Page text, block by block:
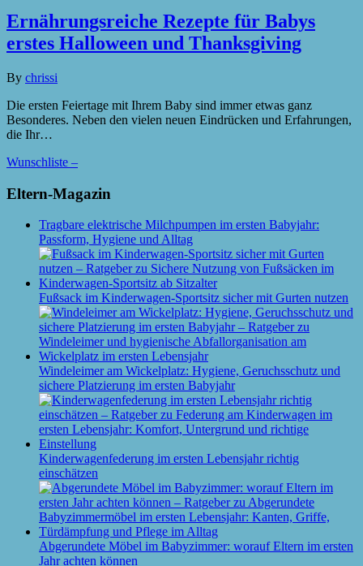
Ernährungsreiche Rezepte für Babys
erstes Halloween und Thanksgiving
By chrissi
Die ersten Feiertage mit Ihrem Baby sind immer etwas ganz
Besonderes. Neben den vielen neuen Eindrücken und Erfahrungen,
die Ihr…
Wunschliste –
Eltern-Magazin
Tragbare elektrische Milchpumpen im ersten Babyjahr:
Passform, Hygiene und Alltag
Fußsack im Kinderwagen-Sportsitz sicher mit Gurten nutzen
Windeleimer am Wickelplatz: Hygiene, Geruchsschutz und
sichere Platzierung im ersten Babyjahr
Kinderwagenfederung im ersten Lebensjahr richtig
einschätzen
Abgerundete Möbel im Babyzimmer: worauf Eltern im ersten
Jahr achten können